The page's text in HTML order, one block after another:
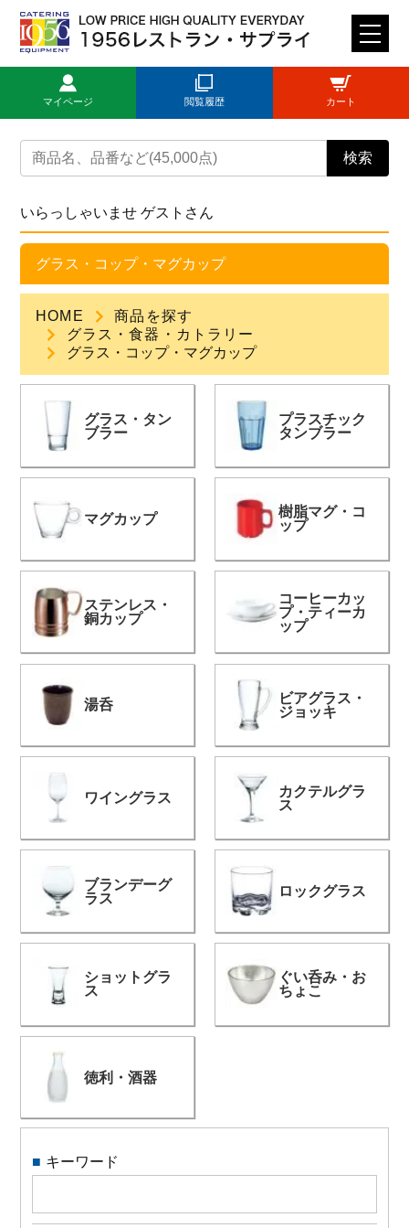
M
E
U
検索
マイページ 閲覧履歴 カート
トップページ
新規登録
商品一覧
ご利用ガイド
見積依頼
よくある質問
会社概要
OEMについて
Instagram
facebook
お問い合わせ
プライバシーポリシー
いらっしゃいませ ゲストさん
グラス・コップ・マグカップ
HOME
商品を探す
グラス・食器・カトラリー
グラス・コップ・マグカップ
グラス・タン
ブラー
プラスチック
タンブラー
マグカップ
樹脂マグ・コ
ップ
ステンレス・
銅カップ
コーヒーカッ
プ・ティーカ
ップ
湯呑
ビアグラス・
ジョッキ
ワイングラス
カクテルグラ
ス
ブランデーグ
ラス
ロックグラス
ショットグラ
ス
ぐい呑み・お
ちょこ
徳利・酒器
キーワード